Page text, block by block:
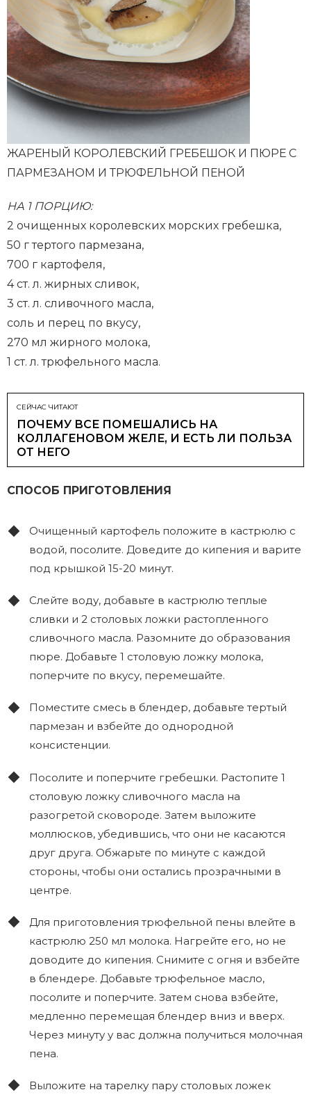
ЖАРЕНЫЙ КОРОЛЕВСКИЙ ГРЕБЕШОК И ПЮРЕ С
ПАРМЕЗАНОМ И ТРЮФЕЛЬНОЙ ПЕНОЙ
НА 1 ПОРЦИЮ:
2 очищенных королевских морских гребешка,
50 г тертого пармезана,
700 г картофеля,
4 ст. л. жирных сливок,
3 ст. л. сливочного масла,
соль и перец по вкусу,
270 мл жирного молока,
1 ст. л. трюфельного масла.
СЕЙЧАС ЧИТАЮТ
ПОЧЕМУ ВСЕ ПОМЕШАЛИСЬ НА
КОЛЛАГЕНОВОМ ЖЕЛЕ, И ЕСТЬ ЛИ ПОЛЬЗА
ОТ НЕГО
СПОСОБ ПРИГОТОВЛЕНИЯ
Очищенный картофель положите в кастрюлю с
водой, посолите. Доведите до кипения и варите
под крышкой 15-20 минут.
Слейте воду, добавьте в кастрюлю теплые
сливки и 2 столовых ложки растопленного
сливочного масла. Разомните до образования
пюре. Добавьте 1 столовую ложку молока,
поперчите по вкусу, перемешайте.
Поместите смесь в блендер, добавьте тертый
пармезан и взбейте до однородной
консистенции.
Посолите и поперчите гребешки. Растопите 1
столовую ложку сливочного масла на
разогретой сковороде. Затем выложите
моллюсков, убедившись, что они не касаются
друг друга. Обжарьте по минуте с каждой
стороны, чтобы они остались прозрачными в
центре.
Для приготовления трюфельной пены влейте в
кастрюлю 250 мл молока. Нагрейте его, но не
доводите до кипения. Снимите с огня и взбейте
в блендере. Добавьте трюфельное масло,
посолите и поперчите. Затем снова взбейте,
медленно перемещая блендер вниз и вверх.
Через минуту у вас должна получиться молочная
пена.
Выложите на тарелку пару столовых ложек